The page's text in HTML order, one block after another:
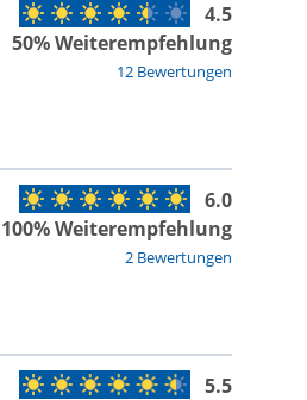
12 Bewertungen
4.5
50% Weiterempfehlung
2 Bewertungen
6.0
100% Weiterempfehlung
5.5